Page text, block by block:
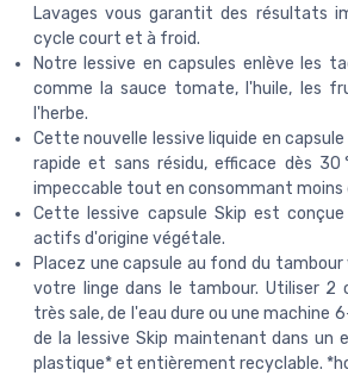
Lavages vous garantit des résultats
cycle court et à froid.
Notre lessive en capsules enlève les
comme la sauce tomate, l'huile, les
l'herbe.
Cette nouvelle lessive liquide en
rapide et sans résidu, efficace dès 30
impeccable tout en consommant moins
Cette lessive capsule Skip est
actifs d'origine végétale.
Placez une capsule au fond du
votre linge dans le tambour. Utiliser 2
très sale, de l'eau dure ou une machine
de la lessive Skip maintenant dans un
plastique* et entièrement recyclable.